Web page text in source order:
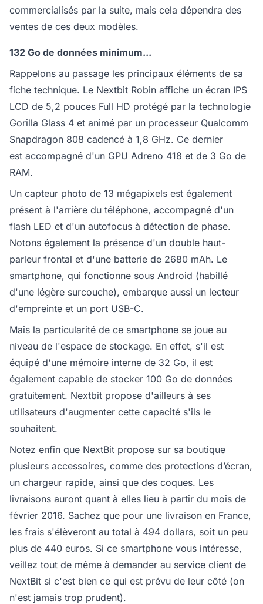
commercialisés par la suite, mais cela dépendra des
ventes de ces deux modèles.
132 Go de données minimum...
Rappelons au passage les principaux éléments de sa
fiche technique. Le Nextbit Robin affiche un écran IPS
LCD de 5,2 pouces Full HD protégé par la technologie
Gorilla Glass 4 et animé par un processeur Qualcomm
Snapdragon 808 cadencé à 1,8 GHz. Ce dernier
est accompagné d'un GPU Adreno 418 et de 3 Go de
RAM.
Un capteur photo de 13 mégapixels est également
présent à l'arrière du téléphone, accompagné d'un
flash LED et d'un autofocus à détection de phase.
Notons également la présence d'un double haut-
parleur frontal et d'une batterie de 2680 mAh. Le
smartphone, qui fonctionne sous Android (habillé
d'une légère surcouche), embarque aussi un lecteur
d'empreinte et un port USB-C.
Mais la particularité de ce smartphone se joue au
niveau de l'espace de stockage. En effet, s'il est
équipé d'une mémoire interne de 32 Go, il est
également capable de stocker 100 Go de données
gratuitement. Nextbit propose d'ailleurs à ses
utilisateurs d'augmenter cette capacité s'ils le
souhaitent.
Notez enfin que NextBit propose sur sa boutique
plusieurs accessoires, comme des protections d’écran,
un chargeur rapide, ainsi que des coques. Les
livraisons auront quant à elles lieu à partir du mois de
février 2016. Sachez que pour une livraison en France,
les frais s'élèveront au total à 494 dollars, soit un peu
plus de 440 euros. Si ce smartphone vous intéresse,
veillez tout de même à demander au service client de
NextBit si c'est bien ce qui est prévu de leur côté (on
n'est jamais trop prudent).